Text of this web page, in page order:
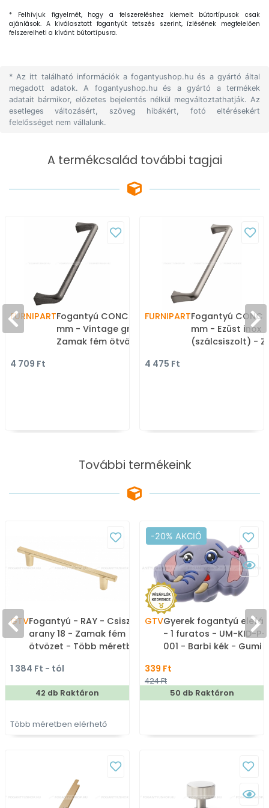
* Felhívjuk figyelmét, hogy a felszereléshez kiemelt bútortípusok csak
ajánlások. A kiválasztott fogantyút tetszés szerint, ízlésének megfelelően
felszerelheti a kívánt bútortípusra.
* Az itt található információk a fogantyushop.hu és a gyártó által
megadott adatok. A fogantyushop.hu és a gyártó a termékek
adatait bármikor, előzetes bejelentés nélkül megváltoztathatják. Az
esetleges változásért, szöveg hibákért, fotó eltérésekért
felelősséget nem vállalunk.
A termékcsalád további tagjai
FURNIPARTFogantyú CONCAVE - 160
mm - Vintage grafit -
Zamak fém ötvözet -
4 709 Ft
FURNIPARTFogantyú
mm - Ezüst inox
(szálcsiszolt) -
4 475 Ft
További termékeink
GTVFogantyú - RAY - Csiszolt
arany 18 - Zamak fém
ötvözet - Több méretben
bútorfogantyú
1 384 Ft - tól
42 db Raktáron
Több méretben elérhető
-20% AKCIÓ
GTVGyerek fogantyú
- 1 furatos - UM-KID-P-
001 - Barbi kék - Gumi -
gyerekbútor fogantyú
339 Ft
424 Ft
50 db Raktáron